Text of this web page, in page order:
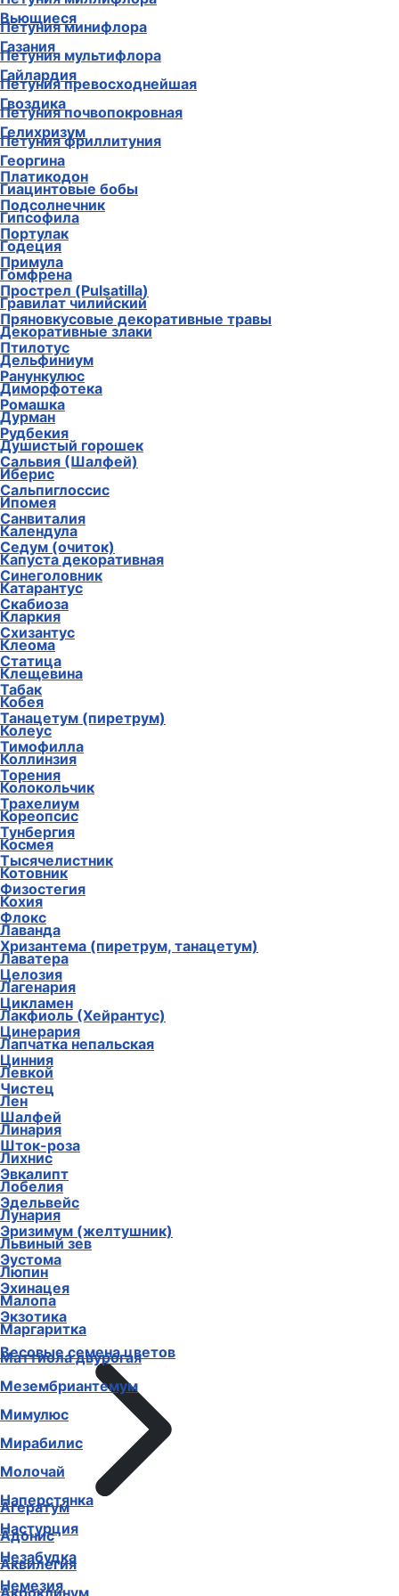
Петуния минифлора
Петуния мультифлора
Петуния превосходнейшая
Петуния почвопокровная
Петуния фриллитуния
Платикодон
Подсолнечник
Портулак
Примула
Прострел (Pulsatilla)
Пряновкусовые декоративные травы
Птилотус
Ранункулюс
Ромашка
Рудбекия
Сальвия (Шалфей)
Сальпиглоссис
Санвиталия
Седум (очиток)
Синеголовник
Скабиоза
Схизантус
Статица
Табак
Танацетум (пиретрум)
Тимофилла
Торения
Трахелиум
Тунбергия
Тысячелистник
Физостегия
Флокс
Хризантема (пиретрум, танацетум)
Целозия
Цикламен
Цинерария
Цинния
Чистец
Шалфей
Шток-роза
Эвкалипт
Эдельвейс
Эризимум (желтушник)
Эустома
Эхинацея
Экзотика
Весовые семена цветов
Агератум
Адонис
Аквилегия
Акроклинум
Вьющиеся
Газания
Гайлардия
Гвоздика
Гелихризум
Георгина
Гиацинтовые бобы
Гипсофила
Годеция
Гомфрена
Гравилат чилийский
Декоративные злаки
Дельфиниум
Диморфотека
Дурман
Душистый горошек
Иберис
Ипомея
Календула
Капуста декоративная
Катарантус
Кларкия
Клеома
Клещевина
Кобея
Колеус
Коллинзия
Колокольчик
Кореопсис
Космея
Котовник
Кохия
Лаванда
Лаватера
Лагенария
Лакфиоль (Хейрантус)
Лапчатка непальская
Левкой
Лен
Линария
Лихнис
Лобелия
Лунария
Львиный зев
Люпин
Малопа
Маргаритка
Маттиола двурогая
Мезембриантемум
Мимулюс
Мирабилис
Молочай
Наперстянка
Настурция
Незабудка
Немезия